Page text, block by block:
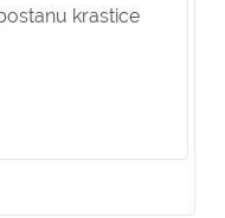
krastice